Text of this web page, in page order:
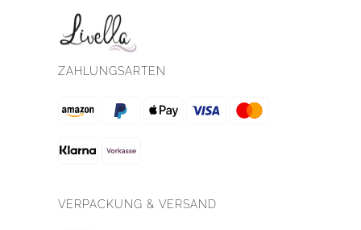
ZAHLUNGSARTEN
VERPACKUNG & VERSAND